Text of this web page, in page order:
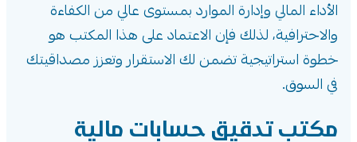
الأداء المالي وإدارة الموارد بمستوى عالي من الكفاءة
والاحترافية، لذلك فإن الاعتماد على هذا المكتب هو
خطوة استراتيجية تضمن لك الاستقرار وتعزز مصداقيتك
في السوق.
مكتب تدقيق حسابات مالية